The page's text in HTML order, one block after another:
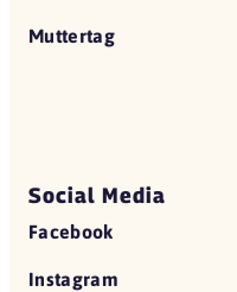
Muttertag
Social Media
Facebook
Instagram